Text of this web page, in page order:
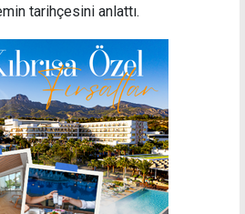
tarihçesini anlattı.